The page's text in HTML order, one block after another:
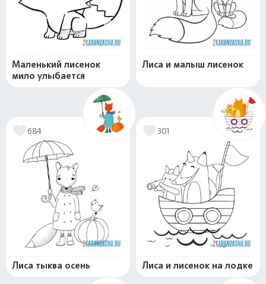
Маленький лисенок
мило улыбается
Лиса и малыш лисенок
684
Лиса тыква осень
301
Лиса и лисенок на лодке